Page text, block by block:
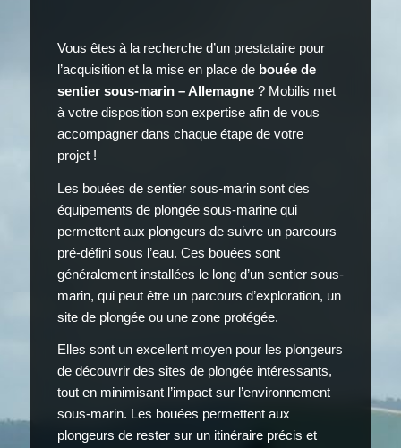
Vous êtes à la recherche d’un prestataire pour
l’acquisition et la mise en place de bouée de
sentier sous-marin – Allemagne? Mobilis met
à votre disposition son expertise afin de vous
accompagner dans chaque étape de votre
projet !
Les bouées de sentier sous-marin sont des
équipements de plongée sous-marine qui
permettent aux plongeurs de suivre un parcours
pré-défini sous l’eau. Ces bouées sont
généralement installées le long d’un sentier sous-
marin, qui peut être un parcours d’exploration, un
site de plongée ou une zone protégée.
Elles sont un excellent moyen pour les plongeurs
de découvrir des sites de plongée intéressants,
tout en minimisant l’impact sur l’environnement
sous-marin. Les bouées permettent aux
plongeurs de rester sur un itinéraire précis et